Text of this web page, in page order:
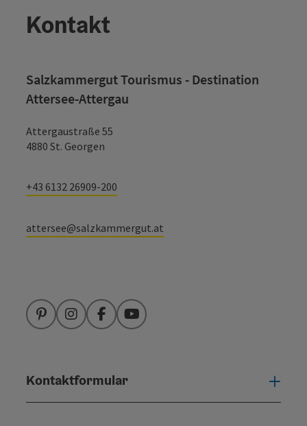
Kontakt
Salzkammergut Tourismus - Destination
Attersee-Attergau
Attergaustraße 55
4880 St. Georgen
+43 6132 26909-200
attersee@salzkammergut.at
PinterestInstagramFacebookYouTube
Kontaktformular